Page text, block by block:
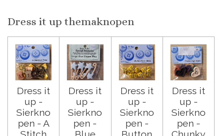
Dress it up themaknopen
Dress it
up -
Sierkno
pen - A
Dress it
up -
Sierkno
pen -
Dress it
up -
Sierkno
pen -
Dress it
up -
Sierkno
pen -